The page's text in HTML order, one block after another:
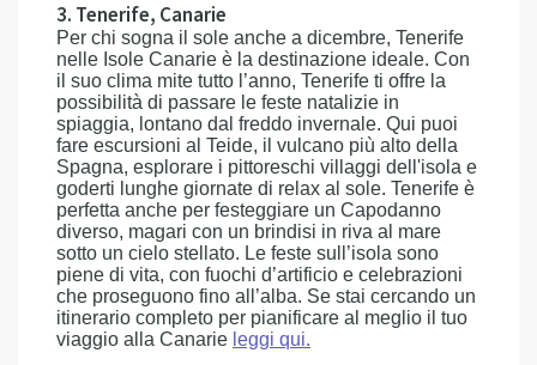
3. Tenerife, Canarie
Per chi sogna il sole anche a dicembre, Tenerife
nelle Isole Canarie è la destinazione ideale. Con
il suo clima mite tutto l’anno, Tenerife ti offre la
possibilità di passare le feste natalizie in
spiaggia, lontano dal freddo invernale. Qui puoi
fare escursioni al Teide, il vulcano più alto della
Spagna, esplorare i pittoreschi villaggi dell'isola e
goderti lunghe giornate di relax al sole. Tenerife è
perfetta anche per festeggiare un Capodanno
diverso, magari con un brindisi in riva al mare
sotto un cielo stellato. Le feste sull’isola sono
piene di vita, con fuochi d’artificio e celebrazioni
che proseguono fino all’alba. Se stai cercando un
itinerario completo per pianificare al meglio il tuo
viaggio alla Canarie leggi qui.